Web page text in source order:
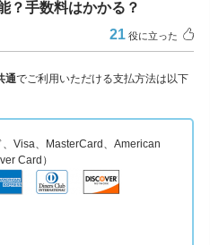
出力されません
たい
たファイル(cmo3,can3,moc3)
？
EditorやCubism SDK、サン
、問題ありますか？
方法
いたいが可能か？
は利用できる？
は？
レジットカード）
）
？（学割制度）
？手数料はかかる？
21 役に立った
通でご利用いただける支払方法は以下
Visa、MasterCard、American
Card）